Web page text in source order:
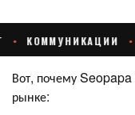
Вот, почему Seopapa
рынке: